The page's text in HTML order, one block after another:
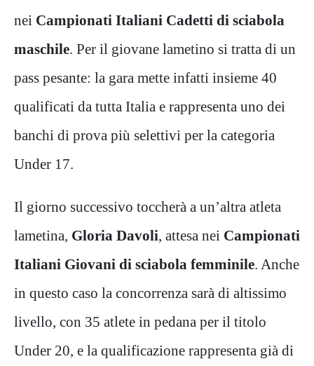
nei Campionati Italiani Cadetti di sciabola
maschile. Per il giovane lametino si tratta di un
pass pesante: la gara mette infatti insieme 40
qualificati da tutta Italia e rappresenta uno dei
banchi di prova più selettivi per la categoria
Under 17.
Il giorno successivo toccherà a un’altra atleta
lametina, Gloria Davoli, attesa nei Campionati
Italiani Giovani di sciabola femminile. Anche
in questo caso la concorrenza sarà di altissimo
livello, con 35 atlete in pedana per il titolo
Under 20, e la qualificazione rappresenta già di